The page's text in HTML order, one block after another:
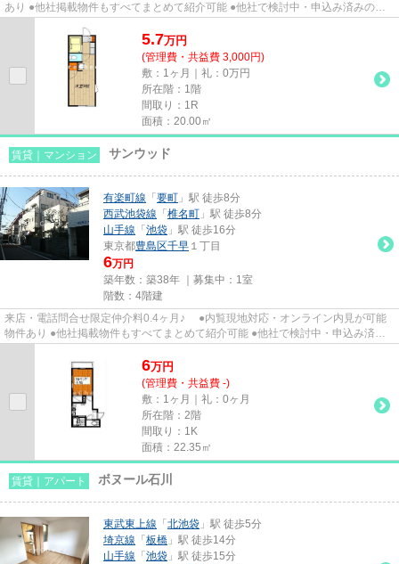
あり ●他社掲載物件もすべてまとめて紹介可能 ●他社で検討中・申込み済みのお
5.7万円
(管理費・共益費 3,000円)
敷：1ヶ月｜礼：0万円
所在階：1階
間取り：1R
面積：20.00㎡
賃貸｜マンション サンウッド
有楽町線 「 要町 」駅 徒歩8分
西武池袋線 「 椎名町 」駅 徒歩8分
山手線 「 池袋 」駅 徒歩16分
東京都豊島区千早 １丁目
6万円
築年数：築38年 ｜募集中： 1室
階数：4階建
来店・電話問合せ限定仲介料0.4ヶ月♪ ●内覧現地対応・オンライン内見が可能
物件あり ●他社掲載物件もすべてまとめて紹介可能 ●他社で検討中・申込み済み
6万円
(管理費・共益費 -)
敷：1ヶ月｜礼：0ヶ月
所在階：2階
間取り：1K
面積：22.35㎡
賃貸｜アパート ボヌール石川
東武東上線 「 北池袋 」駅 徒歩5分
埼京線 「 板橋 」駅 徒歩14分
山手線 「 池袋 」駅 徒歩15分